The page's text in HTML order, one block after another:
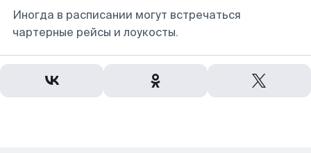
Иногда в расписании могут встречаться
чартерные рейсы и лоукосты.